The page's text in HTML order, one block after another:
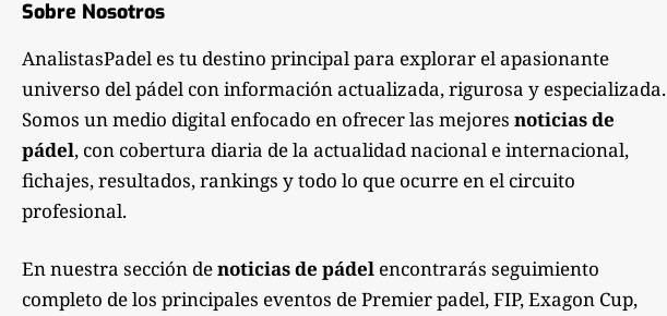
Sobre Nosotros
AnalistasPadel es tu destino principal para explorar el apasionante
universo del pádel con información actualizada, rigurosa y especializada.
Somos un medio digital enfocado en ofrecer las mejores noticias de
pádel, con cobertura diaria de la actualidad nacional e internacional,
fichajes, resultados, rankings y todo lo que ocurre en el circuito
profesional.
En nuestra sección denoticias de pádel encontrarás seguimiento
completo de los principales eventos de Premier padel, FIP, Exagon Cup,